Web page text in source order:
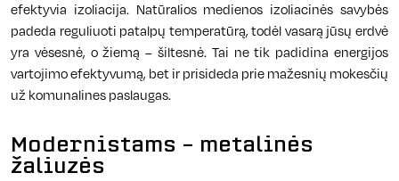
efektyvia izoliacija. Natūralios medienos izoliacinės savybės
padeda reguliuoti patalpų temperatūrą, todėl vasarą jūsų erdvė
yra vėsesnė, o žiemą – šiltesnė. Tai ne tik padidina energijos
vartojimo efektyvumą, bet ir prisideda prie mažesnių mokesčių
už komunalines paslaugas.
Modernistams – metalinės
žaliuzės